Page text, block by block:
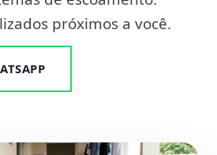
próximos a você.